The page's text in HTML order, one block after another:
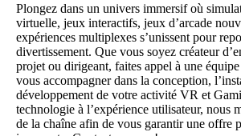
Plongez dans un univers immersif où
virtuelle, jeux interactifs, jeux d’arcade
expériences multiplexes s’unissent pour
divertissement. Que vous soyez créateur
projet ou dirigeant, faites appel à une
vous accompagner dans la conception,
développement de votre activité VR et
technologie à l’expérience utilisateur, nous
de la chaîne afin de vous garantir une offre